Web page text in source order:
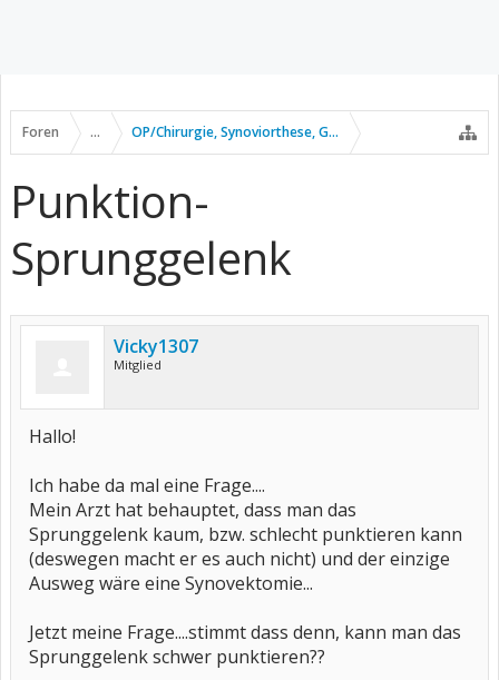
Foren ... OP/Chirurgie, Synoviorthese, Gelenkpunktion usw.
Punktion-
Sprunggelenk
Vicky1307
Mitglied
Hallo!
Ich habe da mal eine Frage....
Mein Arzt hat behauptet, dass man das
Sprunggelenk kaum, bzw. schlecht punktieren kann
(deswegen macht er es auch nicht) und der einzige
Ausweg wäre eine Synovektomie...
Jetzt meine Frage....stimmt dass denn, kann man das
Sprunggelenk schwer punktieren??